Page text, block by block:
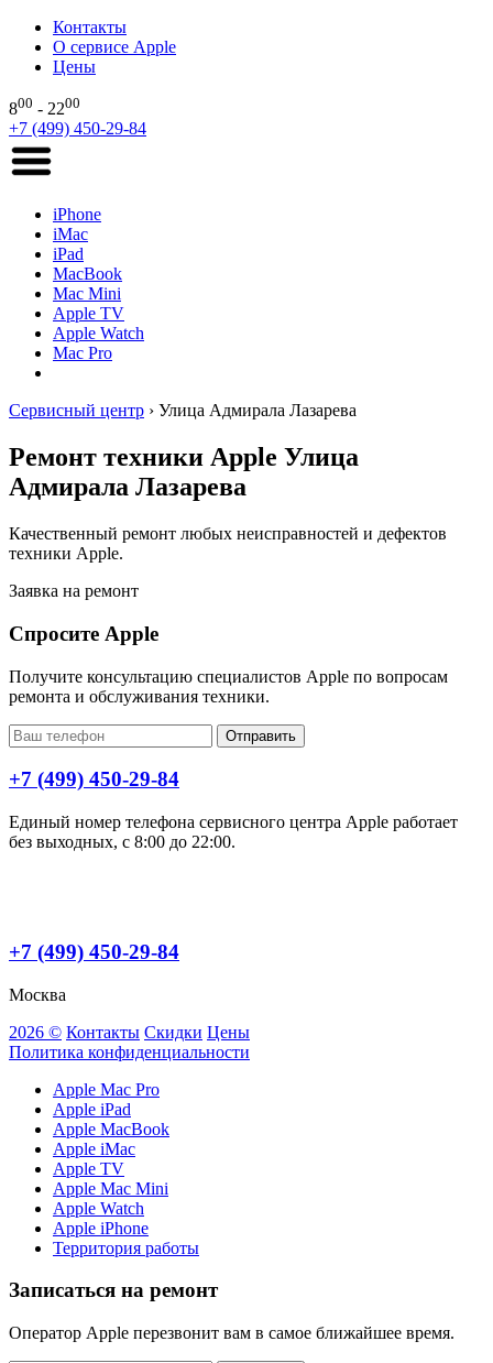
Контакты
О сервисе Apple
Цены
800 - 2200
+7 (499) 450-29-84
iPhone
iMac
iPad
MacBook
Mac Mini
Apple TV
Apple Watch
Mac Pro
Сервисный центр › Улица Адмирала Лазарева
Ремонт техники Apple Улица
Адмирала Лазарева
Качественный ремонт любых неисправностей и дефектов
техники Apple.
Заявка на ремонт
Спросите Apple
Получите консультацию специалистов Apple по вопросам
ремонта и обслуживания техники.
Отправить
+7 (499) 450-29-84
Единый номер телефона сервисного центра Apple работает
без выходных, с 8:00 до 22:00.
+7 (499) 450-29-84
Москва
2026 © Контакты Скидки Цены
Политика конфиденциальности
Apple Mac Pro
Apple iPad
Apple MacBook
Apple iMac
Apple TV
Apple Mac Mini
Apple Watch
Apple iPhone
Территория работы
Записаться на ремонт
Оператор Apple перезвонит вам в самое ближайшее время.